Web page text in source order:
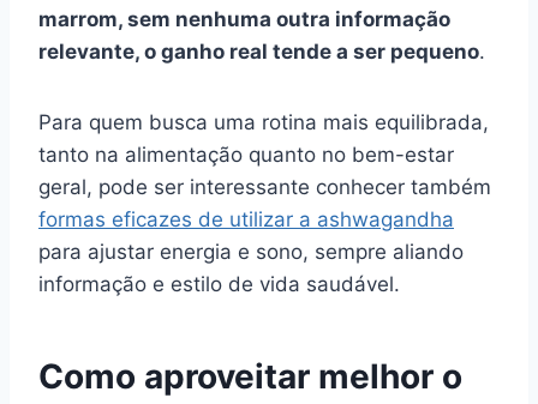
marrom, sem nenhuma outra informação
relevante, o ganho real tende a ser pequeno.
Para quem busca uma rotina mais equilibrada,
tanto na alimentação quanto no bem-estar
geral, pode ser interessante conhecer também
formas eficazes de utilizar a ashwagandha
para ajustar energia e sono, sempre aliando
informação e estilo de vida saudável.
Como aproveitar melhor o